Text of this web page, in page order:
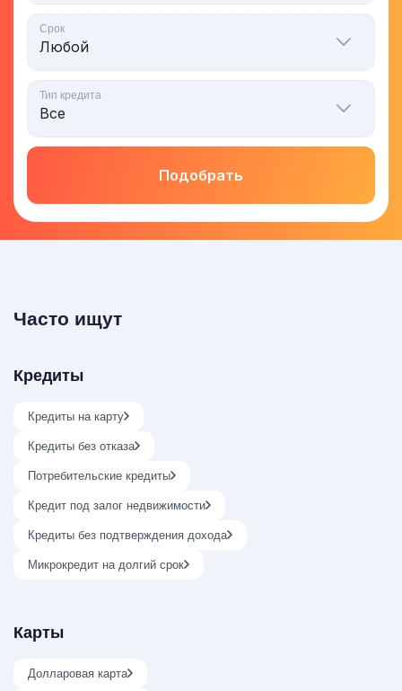
Срок
Тип кредита
Подобрать
Часто ищут
Кредиты
Кредиты на карту
Кредиты без отказа
Потребительские кредиты
Кредит под залог недвижимости
Кредиты без подтверждения дохода
Микрокредит на долгий срок
Карты
Долларовая карта